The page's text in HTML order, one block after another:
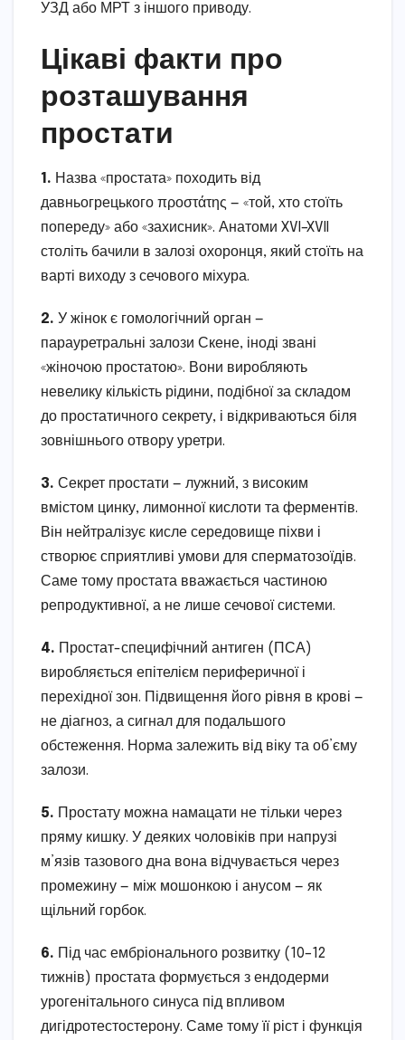
УЗД або МРТ з іншого приводу.
Цікаві факти про
розташування
простати
1. Назва «простата» походить від
давньогрецького προστάτης — «той, хто стоїть
попереду» або «захисник». Анатоми XVI–XVII
століть бачили в залозі охоронця, який стоїть на
варті виходу з сечового міхура.
2. У жінок є гомологічний орган —
парауретральні залози Скене, іноді звані
«жіночою простатою». Вони виробляють
невелику кількість рідини, подібної за складом
до простатичного секрету, і відкриваються біля
зовнішнього отвору уретри.
3. Секрет простати — лужний, з високим
вмістом цинку, лимонної кислоти та ферментів.
Він нейтралізує кисле середовище піхви і
створює сприятливі умови для сперматозоїдів.
Саме тому простата вважається частиною
репродуктивної, а не лише сечової системи.
4. Простат-специфічний антиген (ПСА)
виробляється епітелієм периферичної і
перехідної зон. Підвищення його рівня в крові —
не діагноз, а сигнал для подальшого
обстеження. Норма залежить від віку та об’єму
залози.
5. Простату можна намацати не тільки через
пряму кишку. У деяких чоловіків при напрузі
м’язів тазового дна вона відчувається через
промежину — між мошонкою і анусом — як
щільний горбок.
6. Під час ембріонального розвитку (10–12
тижнів) простата формується з ендодерми
урогенітального синуса під впливом
дигідротестостерону. Саме тому її ріст і функція